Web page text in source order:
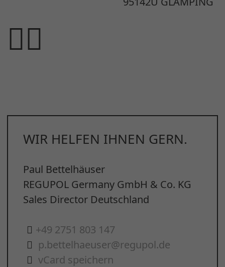
WIR HELFEN IHNEN GERN.
Paul Bettelhäuser
REGUPOL Germany GmbH & Co. KG
Sales Director Deutschland
+49 2751 803 147
p.bettelhaeuser@regupol.de
vCard speichern